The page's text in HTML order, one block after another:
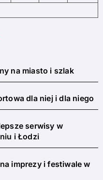
na miasto i szlak
dla niej i dla niego
serwisy w
i Łodzi
imprezy i festiwale w